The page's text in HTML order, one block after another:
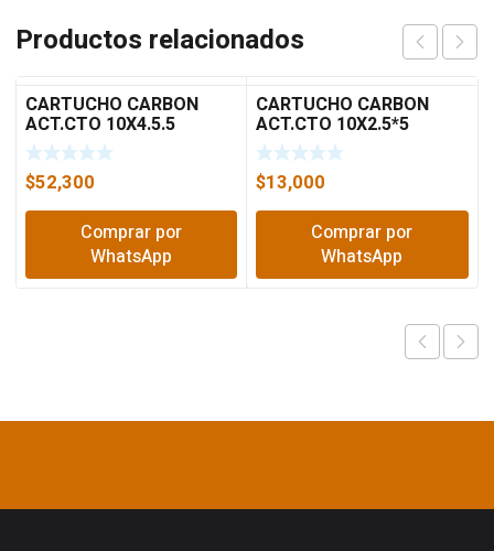
Productos relacionados
CARTUCHO CARBON
ACT.CTO 10X4.5.5
MICRAS
$52,300
Comprar por
WhatsApp
CARTUCHO CARBON
ACT.CTO 10X2.5*5
MICRAS
$13,000
Comprar por
WhatsApp